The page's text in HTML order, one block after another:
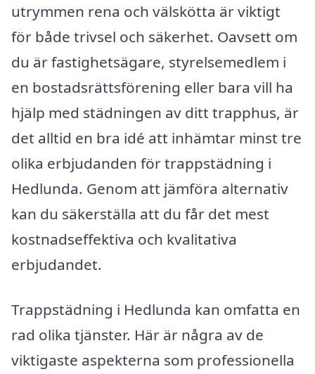
utrymmen rena och välskötta är viktigt
för både trivsel och säkerhet. Oavsett om
du är fastighetsägare, styrelsemedlem i
en bostadsrättsförening eller bara vill ha
hjälp med städningen av ditt trapphus, är
det alltid en bra idé att inhämtar minst tre
olika erbjudanden för trappstädning i
Hedlunda. Genom att jämföra alternativ
kan du säkerställa att du får det mest
kostnadseffektiva och kvalitativa
erbjudandet.
Trappstädning i Hedlunda kan omfatta en
rad olika tjänster. Här är några av de
viktigaste aspekterna som professionella